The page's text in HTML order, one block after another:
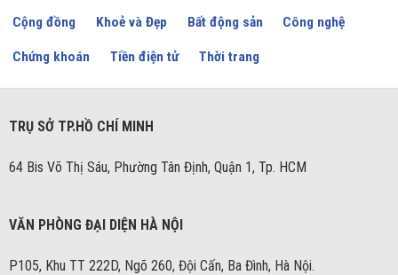
Cộng đồng Khoẻ và Đẹp Bất động sản Công nghệ
Chứng khoán Tiền điện tử Thời trang
TRỤ SỞ TP.HỒ CHÍ MINH
64 Bis Võ Thị Sáu, Phường Tân Định, Quận 1, Tp. HCM
VĂN PHÒNG ĐẠI DIỆN HÀ NỘI
P105, Khu TT 222D, Ngõ 260, Đội Cấn, Ba Đình, Hà Nội.